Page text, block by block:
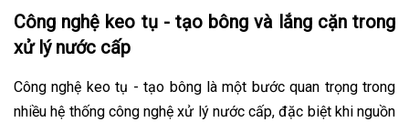
Công nghệ keo tụ - tạo bông và lắng cặn trong
xử lý nước cấp
Công nghệ keo tụ - tạo bông là một bước quan trọng trong
nhiều hệ thống công nghệ xử lý nước cấp, đặc biệt khi nguồn